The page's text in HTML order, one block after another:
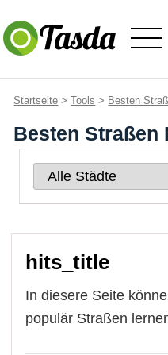
Startseite >Tools > Besten
Besten Straßen
hits_title
In diesere Seite
populär Straßen